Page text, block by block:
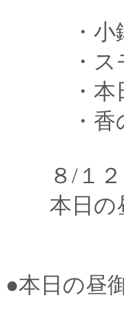
・小鉢
・スモ
・本日
・香の
８/１２
本日の昼
●本日の昼